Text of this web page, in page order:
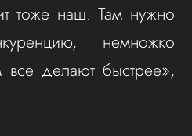
тоже наш. Там нужно
немножко
все делают быстрее»,